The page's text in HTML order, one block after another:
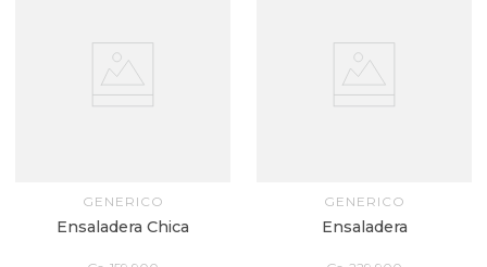
GENERICO
Ensaladera Chica
GENERICO
Ensaladera